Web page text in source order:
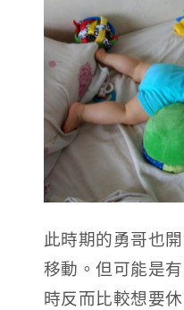
此時期的勇哥也
移動。但可能是
時反而比較想要